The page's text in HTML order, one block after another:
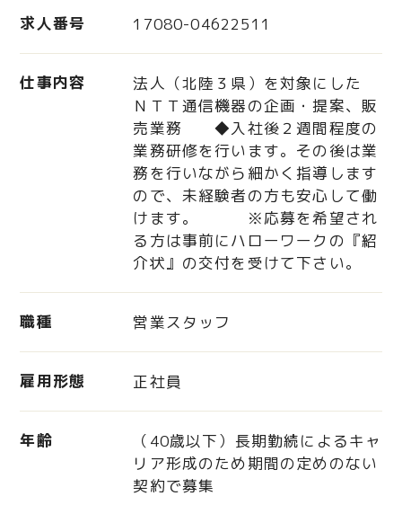
求人番号 17080-04622511
仕事内容
法人（北陸３県）を対象にした
ＮＴＴ通信機器の企画・提案、販
売業務 ◆入社後２週間程度の
業務研修を行います。その後は業
務を行いながら細かく指導します
ので、未経験者の方も安心して働
けます。 ※応募を希望され
る方は事前にハローワークの『紹
介状』の交付を受けて下さい。
職種 営業スタッフ
雇用形態 正社員
年齢
（40歳以下）長期勤続によるキャ
リア形成のため期間の定めのない
契約で募集